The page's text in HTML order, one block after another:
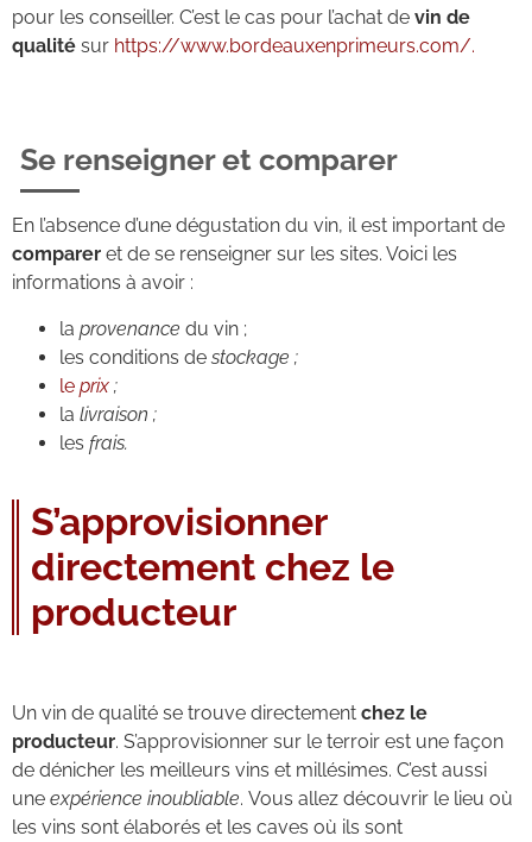
pour les conseiller. C’est le cas pour l’achat de vin de
qualité sur https://www.bordeauxenprimeurs.com/.
Se renseigner et comparer
En l’absence d’une dégustation du vin, il est important de
comparer et de se renseigner sur les sites. Voici les
informations à avoir :
la provenance du vin ;
les conditions de stockage ;
le prix ;
la livraison ;
les frais.
S’approvisionner
directement chez le
producteur
Un vin de qualité se trouve directement chez le
producteur. S’approvisionner sur le terroir est une façon
de dénicher les meilleurs vins et millésimes. C’est aussi
une expérience inoubliable. Vous allez découvrir le lieu où
les vins sont élaborés et les caves où ils sont